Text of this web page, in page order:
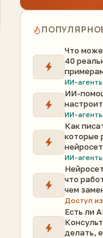
Что
40
ИИ-агенты
ИИ-
ИИ-агенты
Как
которые
ИИ-агенты
что
чем
Доступ
Есть ли
делать,